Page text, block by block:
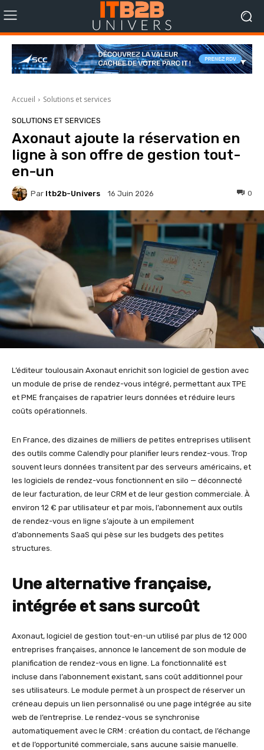
Accueil Solutions et services
SOLUTIONS ET SERVICES
Axonaut ajoute la réservation en
ligne à son offre de gestion tout-
en-un
Par Itb2b-Univers 16 Juin 2026 0
L’éditeur toulousain Axonaut enrichit son logiciel de gestion avec
un module de prise de rendez-vous intégré, permettant aux TPE
et PME françaises de rapatrier leurs données et réduire leurs
coûts opérationnels.
En France, des dizaines de milliers de petites entreprises utilisent
des outils comme Calendly pour planifier leurs rendez-vous. Trop
souvent leurs données transitent par des serveurs américains, et
les logiciels de rendez-vous fonctionnent en silo — déconnecté
de leur facturation, de leur CRM et de leur gestion commerciale. À
environ 12 € par utilisateur et par mois, l’abonnement aux outils
de rendez-vous en ligne s’ajoute à un empilement
d’abonnements SaaS qui pèse sur les budgets des petites
structures.
Une alternative française,
intégrée et sans surcoût
Axonaut, logiciel de gestion tout-en-un utilisé par plus de 12 000
entreprises françaises, annonce le lancement de son module de
planification de rendez-vous en ligne. La fonctionnalité est
incluse dans l’abonnement existant, sans coût additionnel pour
ses utilisateurs. Le module permet à un prospect de réserver un
créneau depuis un lien personnalisé ou une page intégrée au site
web de l’entreprise. Le rendez-vous se synchronise
automatiquement avec le CRM : création du contact, de l’échange
et de l’opportunité commerciale, sans aucune saisie manuelle.